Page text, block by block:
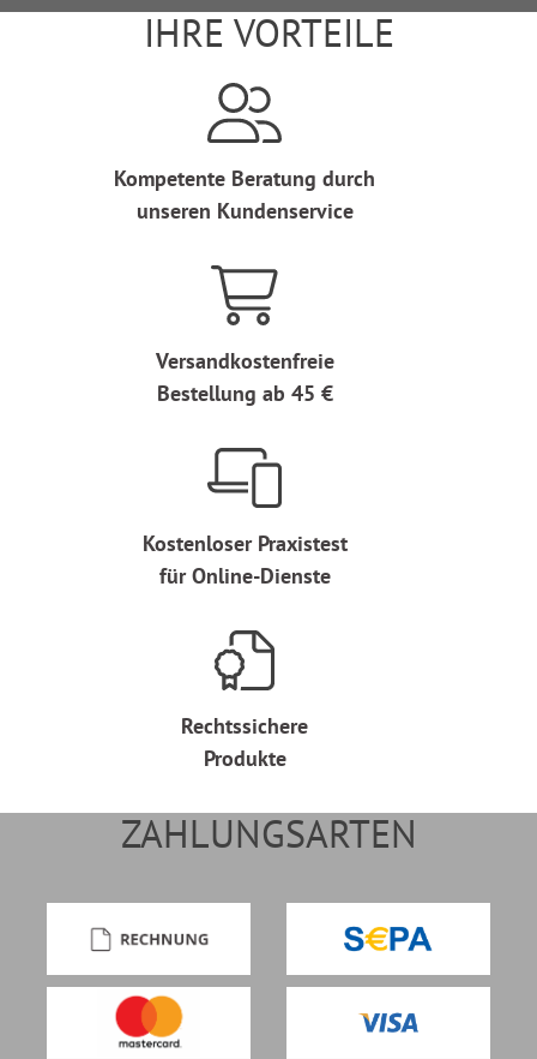
IHRE VORTEILE
Kompetente Beratung durch
unseren Kundenservice
Versandkostenfreie
Bestellung ab 45 €
Kostenloser Praxistest
für Online-Dienste
Rechtssichere
Produkte
ZAHLUNGSARTEN